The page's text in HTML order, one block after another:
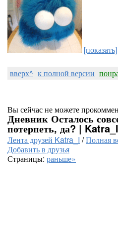
[показать]
вверх^ к полной версии
Вы сейчас не можете
Дневник Осталось
потерпеть, да? |
Лента друзей Katra_I /Полная
Добавить в друзья
Страницы: раньше»